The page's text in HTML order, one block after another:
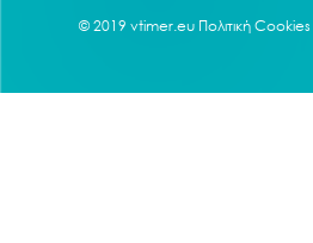
© 2019 vtimer.eu Πολιτική Cookies